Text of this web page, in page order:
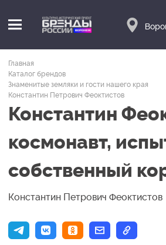
Главная
Каталог брендов
Знаменитые земляки и гости нашего края
Константин Петрович Феоктистов
Константин
космонавт,
собственный
Константин Петрович Феоктистов